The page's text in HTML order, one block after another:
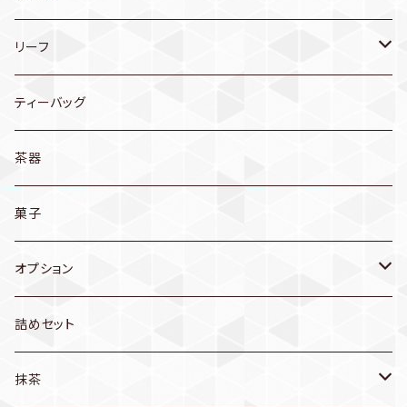
お茶
茶器
リーフ
煎茶
普段使いに…
産地別
玄米茶
ほうじ茶
和歌山産
季節のお茶
新茶
ティーバッグ
茶器
菓子
オプション
セット箱
詰めセット
抹茶